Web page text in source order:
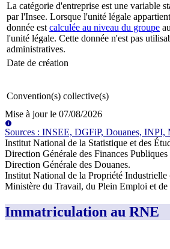
La catégorie d'entreprise est une variable
par l'Insee. Lorsque l'unité légale
donnée est calculée au niveau du groupe
l'unité légale. Cette donnée n'est pas
administratives.
Date de création
Convention(s) collective(s)
Mise à jour le 07/08/2026
Sources : INSEE, DGFiP, Douanes, INPI,
Institut National de la Statistique et des
Direction Générale des Finances
Direction Générale des Douanes.
Institut National de la Propriété
Ministère du Travail, du Plein Emploi et
Immatriculation au RNE